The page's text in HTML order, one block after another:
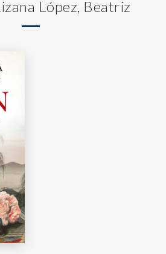
López, Beatriz